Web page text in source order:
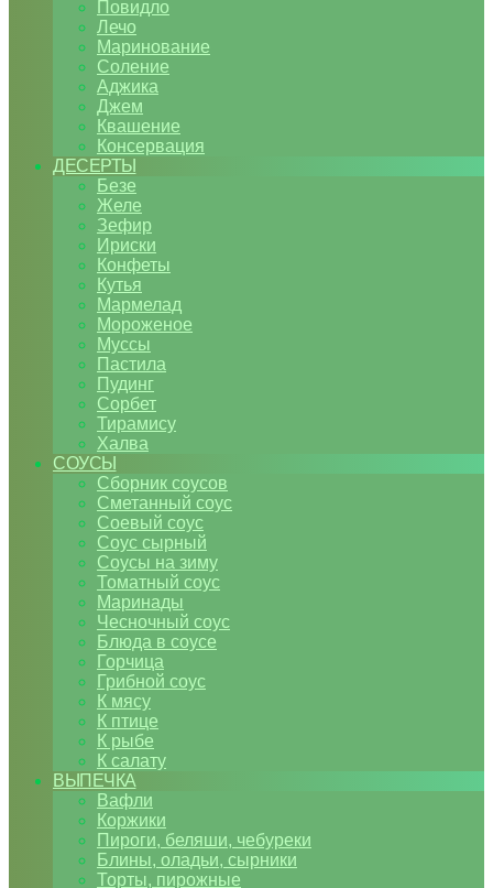
Повидло
Лечо
Маринование
Соление
Аджика
Джем
Квашение
Консервация
ДЕСЕРТЫ
Безе
Желе
Зефир
Ириски
Конфеты
Кутья
Мармелад
Мороженое
Муссы
Пастила
Пудинг
Сорбет
Тирамису
Халва
СОУСЫ
Сборник соусов
Сметанный соус
Соевый соус
Соус сырный
Соусы на зиму
Томатный соус
Маринады
Чесночный соус
Блюда в соусе
Горчица
Грибной соус
К мясу
К птице
К рыбе
К салату
ВЫПЕЧКА
Вафли
Коржики
Пироги, беляши, чебуреки
Блины, оладьи, сырники
Торты, пирожные